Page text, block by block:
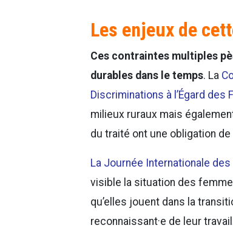
Les enjeux de
Ces contraintes multiples
durables dans le temps. La
Discriminations à l’Égard des
milieux ruraux mais
du traité ont une obligation
La Journée Internationale
visible la situation des
qu’elles jouent dans la
reconnaissant·e de leur